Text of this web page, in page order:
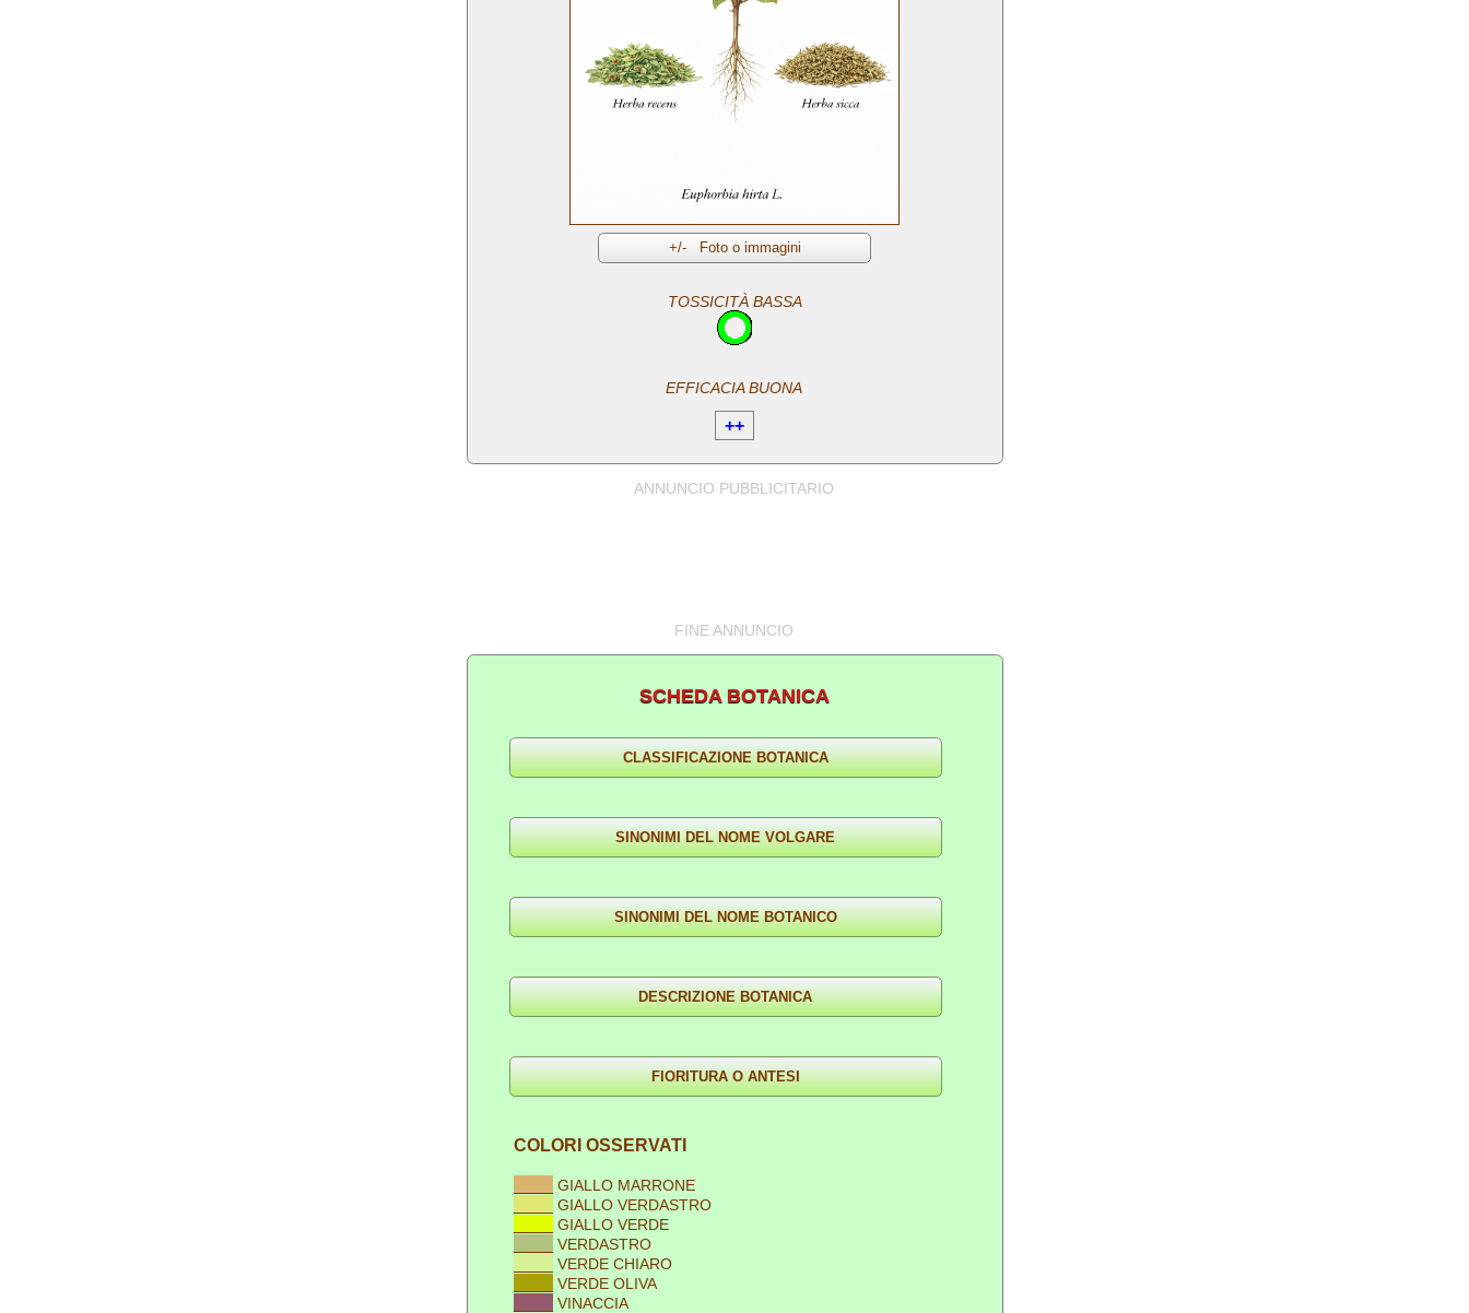
TOSSICITÀ BASSA
EFFICACIA BUONA
++
ANNUNCIO PUBBLICITARIO
FINE ANNUNCIO
SCHEDA BOTANICA
COLORI OSSERVATI
GIALLO MARRONE
GIALLO VERDASTRO
GIALLO VERDE
VERDASTRO
VERDE CHIARO
VERDE OLIVA
VINACCIA